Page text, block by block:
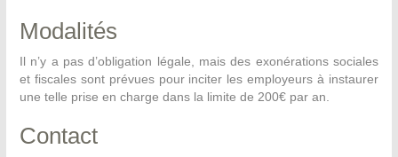
Modalités
Il n’y a pas d’obligation légale, mais des exonérations sociales
et fiscales sont prévues pour inciter les employeurs à instaurer
une telle prise en charge dans la limite de 200€ par an.
Contact